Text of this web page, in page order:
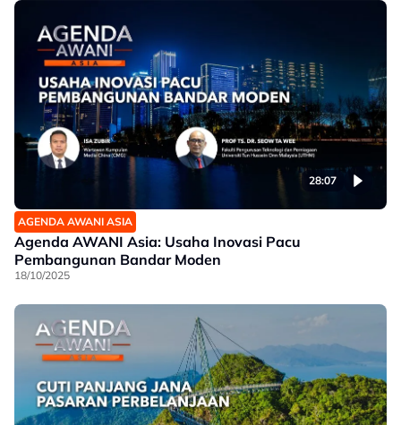
28:07
AGENDA AWANI ASIA
Agenda AWANI Asia: Usaha Inovasi Pacu
Pembangunan Bandar Moden
18/10/2025